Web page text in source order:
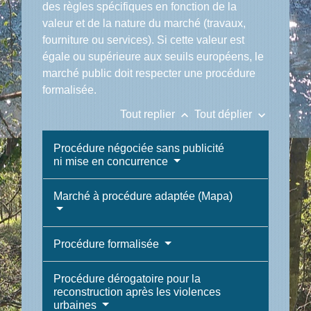
des règles spécifiques en fonction de la
valeur et de la nature du marché (travaux,
fourniture ou services). Si cette valeur est
égale ou supérieure aux seuils européens, le
marché public doit respecter une procédure
formalisée.
Tout replier keyboard_arrow_up Tout déplier keyboard_arrow_down
Procédure négociée sans publicité
ni mise en concurrence
Marché à procédure adaptée (Mapa)
Procédure formalisée
Procédure dérogatoire pour la
reconstruction après les violences
urbaines